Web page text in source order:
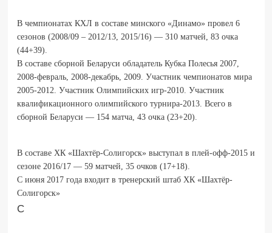
В чемпионатах КХЛ в составе минского «Динамо» провел 6
сезонов (2008/09 – 2012/13, 2015/16) — 310 матчей, 83 очка
(44+39).
В составе сборной Беларуси обладатель Кубка Полесья 2007,
2008-февраль, 2008-декабрь, 2009. Участник чемпионатов мира
2005-2012. Участник Олимпийских игр-2010. Участник
квалификационного олимпийского турнира-2013. Всего в
сборной Беларуси — 154 матча, 43 очка (23+20).
В составе ХК «Шахтёр-Солигорск» выступал в плей-офф-2015 и
сезоне 2016/17 — 59 матчей, 35 очков (17+18).
С июня 2017 года входит в тренерский штаб ХК «Шахтёр-
Солигорск»
С